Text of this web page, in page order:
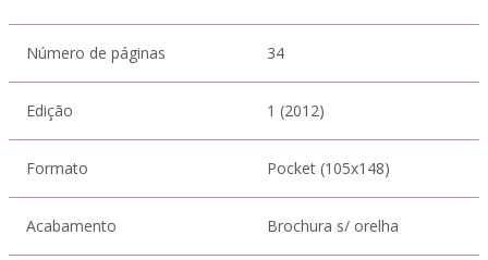
Número de páginas 34
Edição 1 (2012)
Formato Pocket (105x148)
Acabamento Brochura s/ orelha